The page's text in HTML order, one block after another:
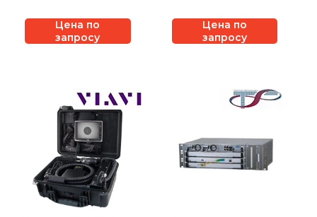
Цена по
запросу
Цена по
запросу